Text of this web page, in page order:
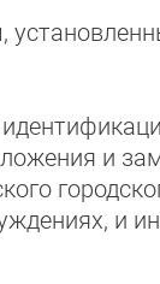
и
и